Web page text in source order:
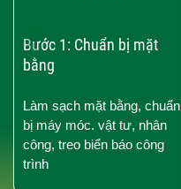
Bước 1: Chuẩn bị mặt
bằng
Làm sạch mặt bằng, chuẩn
bị máy móc. vật tư, nhân
công, treo biển báo công
trình
‹